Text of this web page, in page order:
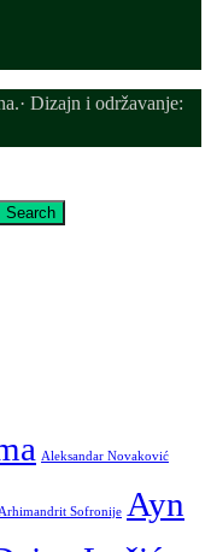
Dizajn i održavanje:
Search
Aleksandar Novaković
Arhimandrit Sofronije Ayn